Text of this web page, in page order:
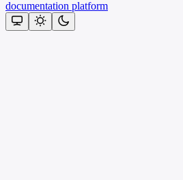
documentation platform